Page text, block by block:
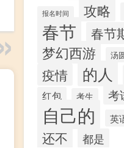
报名时间 攻略
春节 春节
梦幻西游 汤
疫情 的人
红包 考生 考
自己的 英
还不 都是